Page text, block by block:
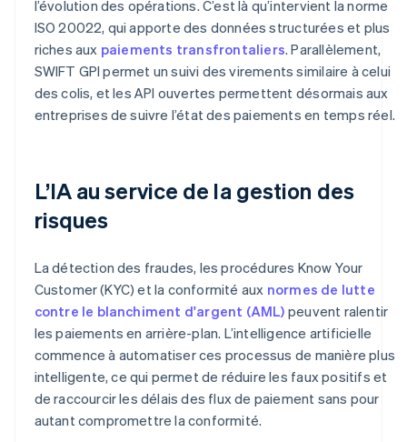
l’évolution des opérations. C’est là qu’intervient la norme
ISO 20022, qui apporte des données structurées et plus
riches aux paiements transfrontaliers. Parallèlement,
SWIFT GPI permet un suivi des virements similaire à celui
des colis, et les API ouvertes permettent désormais aux
entreprises de suivre l’état des paiements en temps réel.
L’IA au service de la gestion des
risques
La détection des fraudes, les procédures Know Your
Customer (KYC) et la conformité aux normes de lutte
contre le blanchiment d'argent (AML) peuvent ralentir
les paiements en arrière-plan. L’intelligence artificielle
commence à automatiser ces processus de manière plus
intelligente, ce qui permet de réduire les faux positifs et
de raccourcir les délais des flux de paiement sans pour
autant compromettre la conformité.